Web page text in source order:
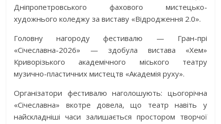
Дніпропетровського фахового мистецько-
художнього коледжу за виставу «Відродження 2.0».
Головну нагороду фестивалю — Гран-прі
«Січеславна-2026» — здобула вистава «Хем»
Криворізького академічного міського театру
музично-пластичних мистецтв «Академія руху».
Організатори фестивалю наголошують: цьогорічна
«Січеславна» вкотре довела, що театр навіть у
найскладніші часи залишається простором творчої